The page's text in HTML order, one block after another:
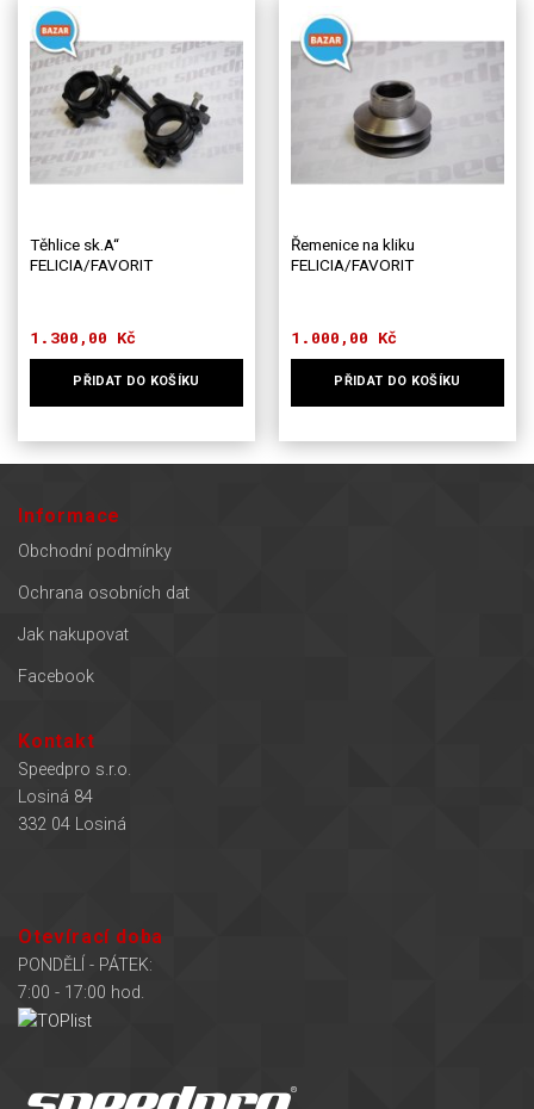
Těhlice sk.A“
FELICIA/FAVORIT
1.300,00 Kč
PŘIDAT DO KOŠÍKU
Řemenice na kliku
FELICIA/FAVORIT
1.000,00 Kč
PŘIDAT DO KOŠÍKU
Informace
Obchodní podmínky
Ochrana osobních dat
Jak nakupovat
Facebook
Kontakt
Speedpro s.r.o.
Losiná 84
332 04 Losiná
Otevírací doba
PONDĚLÍ - PÁTEK:
7:00 - 17:00 hod.